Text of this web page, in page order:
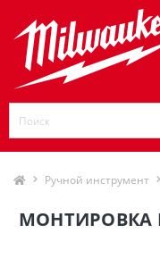
Ручной инструмент
МОНТИРОВКА